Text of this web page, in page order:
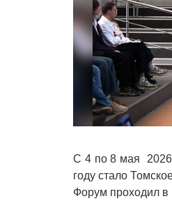
С 4 по 8 мая 2026
году стало
Форум проходил в